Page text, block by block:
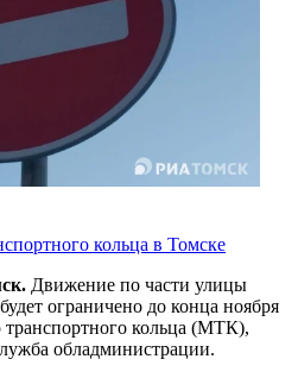
кольца в Томске
Движение по части улицы
ограничено до конца ноября
транспортного кольца (МТК),
обладминистрации.